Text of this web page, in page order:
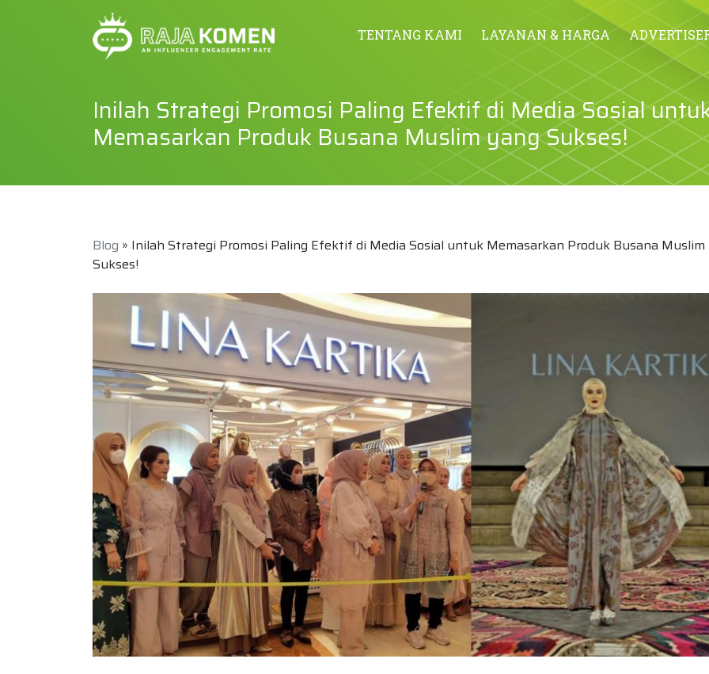
TENTANG KAMI LAYANAN & HARGA
Inilah Strategi Promosi Paling Efektif di Media Sosial
Memasarkan Produk Busana Muslim yang Sukses!
Blog » Inilah Strategi Promosi Paling Efektif di Media Sosial untuk Memasarkan Produk Busana Muslim
Sukses!